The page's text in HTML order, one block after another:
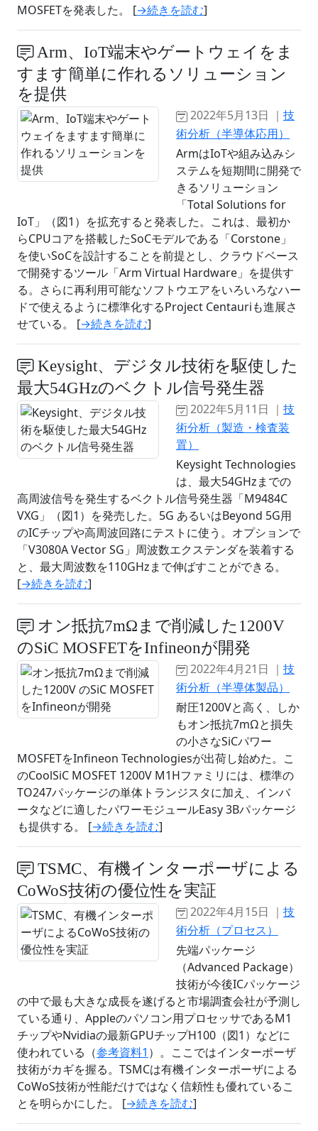
MOSFETを発表した。 [→続きを読む]
Arm、IoT端末やゲートウェイをま
すます簡単に作れるソリューション
を提供
2022年5月13日 ｜ 技
術分析（半導体応用）
ArmはIoTや組み込みシ
ステムを短期間に開発で
きるソリューション
「Total Solutions for
IoT」（図1）を拡充すると発表した。これは、最初か
らCPUコアを搭載したSoCモデルである「Corstone」
を使いSoCを設計することを前提とし、クラウドベース
で開発するツール「Arm Virtual Hardware」を提供す
る。さらに再利用可能なソフトウエアをいろいろなハー
ドで使えるように標準化するProject Centauriも進展さ
せている。 [→続きを読む]
Keysight、デジタル技術を駆使した
最大54GHzのベクトル信号発生器
2022年5月11日 ｜ 技
術分析（製造・検査装
置）
Keysight Technologies
は、最大54GHzまでの
高周波信号を発生するベクトル信号発生器「M9484C
VXG」（図1）を発売した。5G あるいはBeyond 5G用
のICチップや高周波回路にテストに使う。オプションで
「V3080A Vector SG」周波数エクステンダを装着する
と、最大周波数を110GHzまで伸ばすことができる。
[→続きを読む]
オン抵抗7mΩまで削減した1200V
のSiC MOSFETをInfineonが開発
2022年4月21日 ｜ 技
術分析（半導体製品）
耐圧1200Vと高く、しか
もオン抵抗7mΩと損失
の小さなSiCパワー
MOSFETをInfineon Technologiesが出荷し始めた。こ
のCoolSiC MOSFET 1200V M1Hファミリには、標準の
TO247パッケージの単体トランジスタに加え、インバ
ータなどに適したパワーモジュールEasy 3Bパッケージ
も提供する。 [→続きを読む]
TSMC、有機インターポーザによる
CoWoS技術の優位性を実証
2022年4月15日 ｜ 技
術分析（プロセス）
先端パッケージ
（Advanced Package）
技術が今後ICパッケージ
の中で最も大きな成長を遂げると市場調査会社が予測し
ている通り、Appleのパソコン用プロセッサであるM1
チップやNvidiaの最新GPUチップH100（図1）などに
使われている（参考資料1 ）。ここではインターポーザ
技術がカギを握る。TSMCは有機インターポーザによる
CoWoS技術が性能だけではなく信頼性も優れているこ
とを明らかにした。 [→続きを読む]